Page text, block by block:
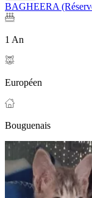
BAGHEERA
1 An
Européen
Bouguenais